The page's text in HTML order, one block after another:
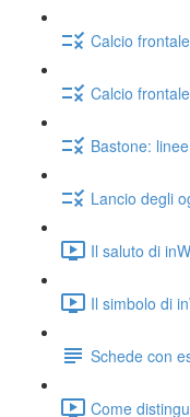
Calcio
Calcio
Bastone:
Lancio degli
Il saluto di
Il simbolo di
Schede con
Come